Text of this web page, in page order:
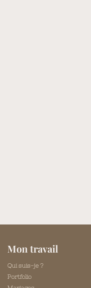
Mon travail
Qui suis-je ?
Portfolio